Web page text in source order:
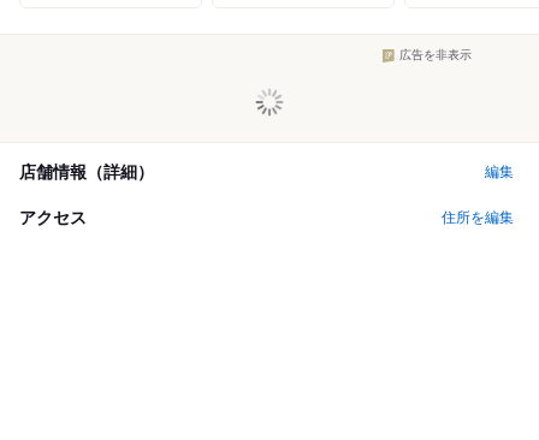
広告を非表示
店舗情報（詳細） 編集
アクセス 住所を編集